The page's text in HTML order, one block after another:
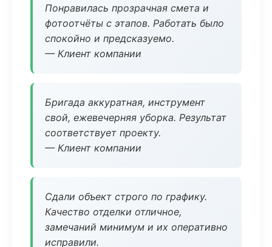
Понравилась прозрачная смета и
фотоотчёты с этапов. Работать было
спокойно и предсказуемо.
— Клиент компании
Бригада аккуратная, инструмент
свой, ежевечерняя уборка. Результат
соответствует проекту.
— Клиент компании
Сдали объект строго по графику.
Качество отделки отличное,
замечаний минимум и их оперативно
исправили.